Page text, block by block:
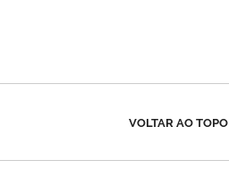
VOLTAR AO TOPO